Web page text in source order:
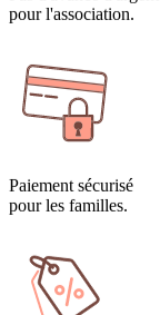
pour l'association.
Paiement sécurisé
pour les familles.